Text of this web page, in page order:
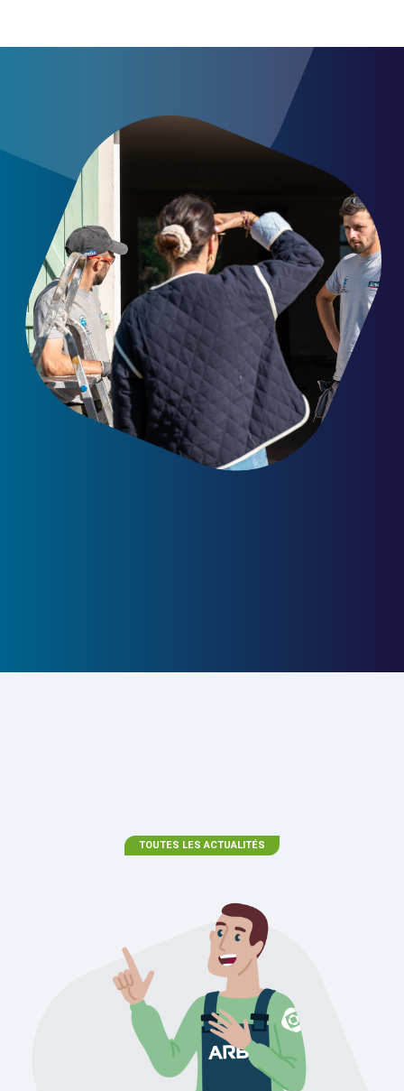
TOUTES LES ACTUALITÉS